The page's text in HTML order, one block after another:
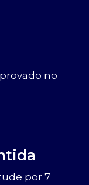
no
por 7